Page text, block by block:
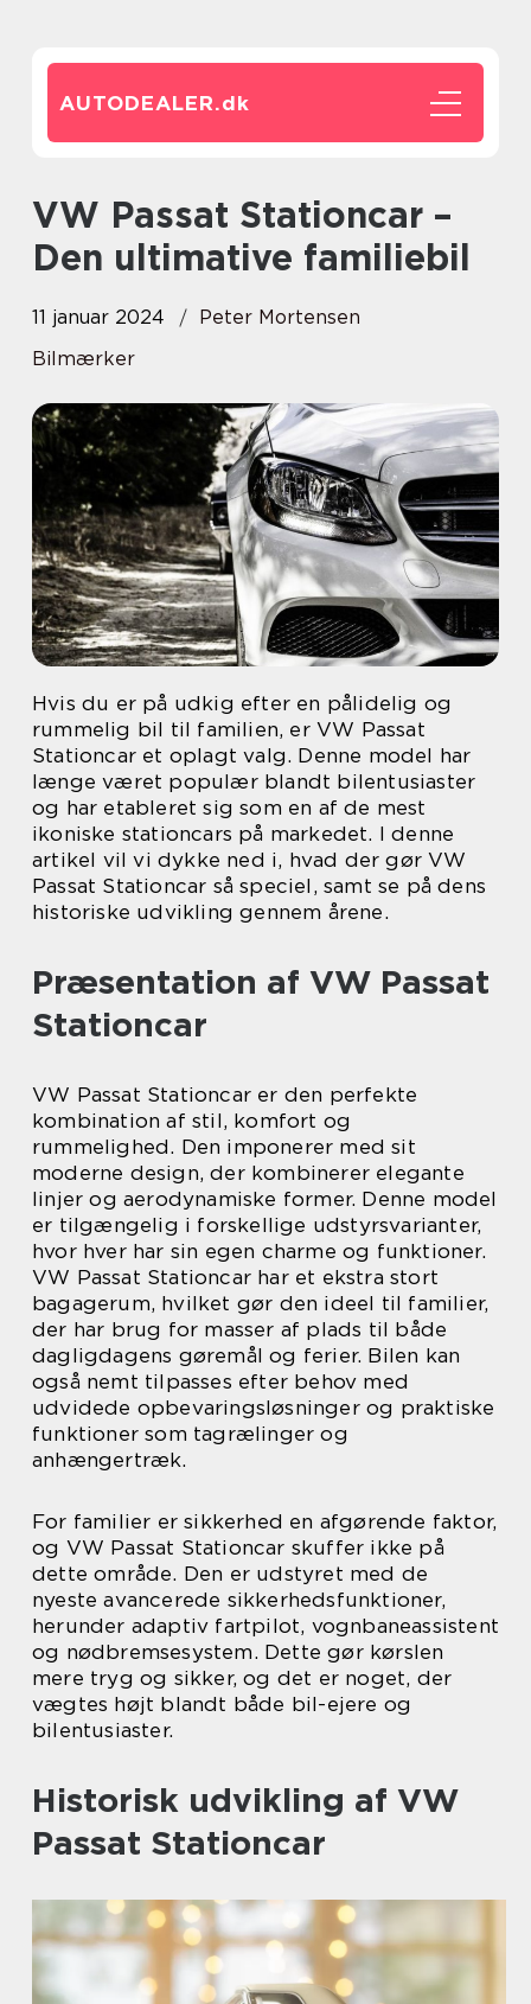
AUTODEALER.dk
VW Passat Stationcar –
Den ultimative familiebil
11 januar 2024
Peter Mortensen
Bilmærker
Hvis du er på udkig efter en pålidelig og
rummelig bil til familien, er VW Passat
Stationcar et oplagt valg. Denne model har
længe været populær blandt bilentusiaster
og har etableret sig som en af de mest
ikoniske stationcars på markedet. I denne
artikel vil vi dykke ned i, hvad der gør VW
Passat Stationcar så speciel, samt se på dens
historiske udvikling gennem årene.
Præsentation af VW Passat
Stationcar
VW Passat Stationcar er den perfekte
kombination af stil, komfort og
rummelighed. Den imponerer med sit
moderne design, der kombinerer elegante
linjer og aerodynamiske former. Denne model
er tilgængelig i forskellige udstyrsvarianter,
hvor hver har sin egen charme og funktioner.
VW Passat Stationcar har et ekstra stort
bagagerum, hvilket gør den ideel til familier,
der har brug for masser af plads til både
dagligdagens gøremål og ferier. Bilen kan
også nemt tilpasses efter behov med
udvidede opbevaringsløsninger og praktiske
funktioner som tagrælinger og
anhængertræk.
For familier er sikkerhed en afgørende faktor,
og VW Passat Stationcar skuffer ikke på
dette område. Den er udstyret med de
nyeste avancerede sikkerhedsfunktioner,
herunder adaptiv fartpilot, vognbaneassistent
og nødbremsesystem. Dette gør kørslen
mere tryg og sikker, og det er noget, der
vægtes højt blandt både bil-ejere og
bilentusiaster.
Historisk udvikling af VW
Passat Stationcar